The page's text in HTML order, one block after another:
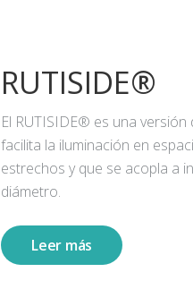
RUTISIDE®
El RUTISIDE® es una
facilita la iluminación en
estrechos y que se acopla a
diámetro.
Leer más